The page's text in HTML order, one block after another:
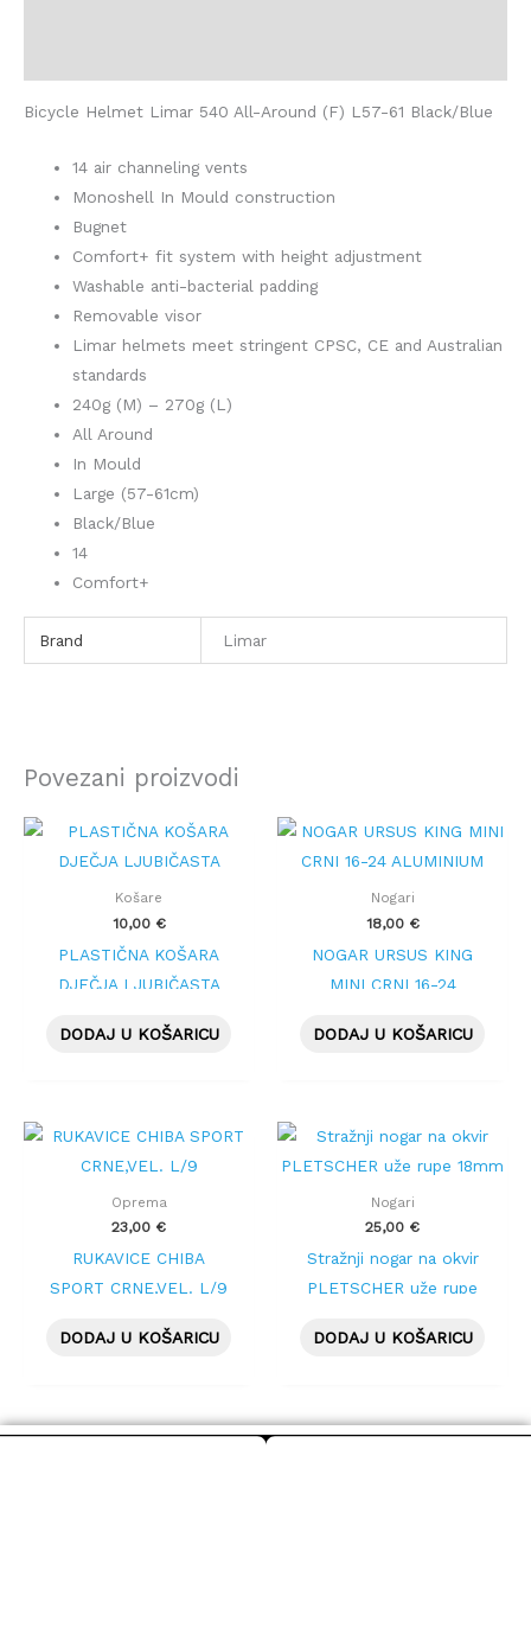
Bicycle Helmet Limar 540 All-Around (F) L57-61 Black/Blue
14 air channeling vents
Monoshell In Mould construction
Bugnet
Comfort+ fit system with height adjustment
Washable anti-bacterial padding
Removable visor
Limar helmets meet stringent CPSC, CE and Australian
standards
240g (M) – 270g (L)
All Around
In Mould
Large (57-61cm)
Black/Blue
14
Comfort+
Brand Limar
Povezani proizvodi
Košare
10,00 €
PLASTIČNA KOŠARA
DJEČJA LJUBIČASTA
DODAJ U KOŠARICU
Nogari
18,00 €
NOGAR URSUS KING
MINI CRNI 16-24
DODAJ U KOŠARICU
Oprema
23,00 €
RUKAVICE CHIBA
SPORT CRNE,VEL. L/9
DODAJ U KOŠARICU
Nogari
25,00 €
Stražnji nogar na okvir
PLETSCHER uže rupe
DODAJ U KOŠARICU